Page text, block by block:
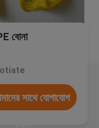
বোনা
সাথে যোগাযোগ